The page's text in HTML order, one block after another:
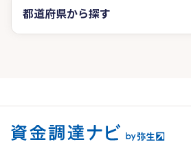
都道府県から探す